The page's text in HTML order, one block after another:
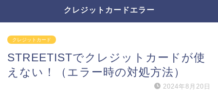
クレジットカードエラー
クレジットカード
STREETISTでクレジットカードが使
えない！（エラー時の対処方法）
2024年8月20日